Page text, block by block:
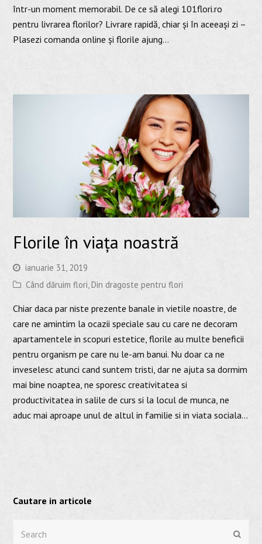
într-un moment memorabil. De ce să alegi 101flori.ro
pentru livrarea florilor? Livrare rapidă, chiar și în aceeași zi –
Plasezi comanda online și florile ajung…
Florile în viața noastră
ianuarie 31, 2019
Când dăruim flori,Din dragoste pentru flori
Chiar daca par niste prezente banale in vietile noastre, de
care ne amintim la ocazii speciale sau cu care ne decoram
apartamentele in scopuri estetice, florile au multe beneficii
pentru organism pe care nu le-am banui. Nu doar ca ne
inveselesc atunci cand suntem tristi, dar ne ajuta sa dormim
mai bine noaptea, ne sporesc creativitatea si
productivitatea in salile de curs si la locul de munca, ne
aduc mai aproape unul de altul in familie si in viata sociala…
Cautare in articole